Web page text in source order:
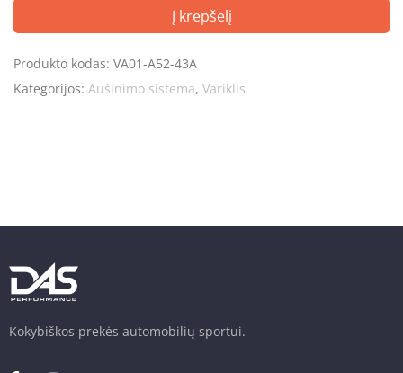
Į krepšelį
Produkto kodas: VA01-A52-43A
Kategorijos: Aušinimo sistema, Variklis
Kokybiškos prekės automobilių sportui.